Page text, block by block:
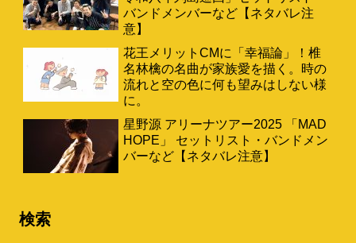
バンドメンバーなど【ネタバレ注
意】
花王メリットCMに「幸福論」！椎
名林檎の名曲が家族愛を描く。時の
流れと空の色に何も望みはしない様
に。
星野源 アリーナツアー2025 「MAD
HOPE」 セットリスト・バンドメン
バーなど【ネタバレ注意】
検索